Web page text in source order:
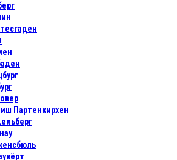
Партенкирхен